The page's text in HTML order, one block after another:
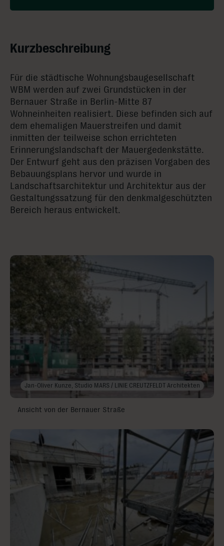
Kurzbeschreibung
Für die städtische Wohnungsbaugesellschaft
WBM werden auf zwei Grundstücken in der
Bernauer Straße in Berlin-Mitte 87
Wohneinheiten realisiert. Diese befinden sich auf
dem ehemaligen Mauerstreifen und damit
inmitten der teilweise schon errichteten
Erinnerungslandschaft der Mauergedenkstätte.
Der Entwurf geht aus den präzisen Vorgaben des
Bebauungsplans hervor und wurde in
Landschaftsarchitektur und Architektur aus der
Gestaltungssatzung für den denkmalgeschützten
Bereich heraus entwickelt.
Jan-Oliver Kunze, Studio MARS / LINIE CREUTZFELDT Architekten
Ansicht von der Bernauer Straße